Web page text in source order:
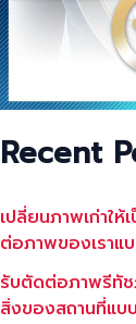
Recent
เปลี่ยนภาพเก่าใ
ต่อภาพของเราแ
รับตัดต่อภาพรีทั
สิ่งของสถานที่แบ